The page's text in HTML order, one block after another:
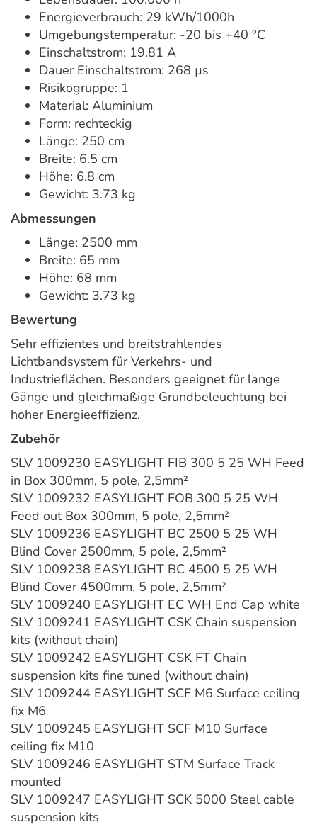
Energieverbrauch: 29 kWh/1000h
Umgebungstemperatur: -20 bis +40 °C
Einschaltstrom: 19.81 A
Dauer Einschaltstrom: 268 µs
Risikogruppe: 1
Material: Aluminium
Form: rechteckig
Länge: 250 cm
Breite: 6.5 cm
Höhe: 6.8 cm
Gewicht: 3.73 kg
Abmessungen
Länge: 2500 mm
Breite: 65 mm
Höhe: 68 mm
Gewicht: 3.73 kg
Bewertung
Sehr effizientes und breitstrahlendes
Lichtbandsystem für Verkehrs- und
Industrieflächen. Besonders geeignet für lange
Gänge und gleichmäßige Grundbeleuchtung bei
hoher Energieeffizienz.
Zubehör
SLV 1009230 EASYLIGHT FIB 300 5 25 WH Feed
in Box 300mm, 5 pole, 2,5mm²
SLV 1009232 EASYLIGHT FOB 300 5 25 WH
Feed out Box 300mm, 5 pole, 2,5mm²
SLV 1009236 EASYLIGHT BC 2500 5 25 WH
Blind Cover 2500mm, 5 pole, 2,5mm²
SLV 1009238 EASYLIGHT BC 4500 5 25 WH
Blind Cover 4500mm, 5 pole, 2,5mm²
SLV 1009240 EASYLIGHT EC WH End Cap white
SLV 1009241 EASYLIGHT CSK Chain suspension
kits (without chain)
SLV 1009242 EASYLIGHT CSK FT Chain
suspension kits fine tuned (without chain)
SLV 1009244 EASYLIGHT SCF M6 Surface ceiling
fix M6
SLV 1009245 EASYLIGHT SCF M10 Surface
ceiling fix M10
SLV 1009246 EASYLIGHT STM Surface Track
mounted
SLV 1009247 EASYLIGHT SCK 5000 Steel cable
suspension kits